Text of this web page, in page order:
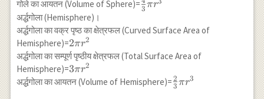
गोले का आयतन (Volume of Sphere)=\frac{4}
r^{3}
3 πr
अर्द्धगोला (Hemisphere)।
अर्द्धगोला का वक्र पृष्ठ का क्षेत्रफल (Curved Surface Area of
Hemisphere)=2 \pi
r^{2}
2πr2
अर्द्धगोला का सम्पूर्ण पृष्ठीय क्षेत्रफल (Total Surface Area of
Hemisphere)=3 \pi
r^{2}
3πr2
अर्द्धगोला का आयतन (Volume of Hemisphere)=\frac{2}
3
2 πr3